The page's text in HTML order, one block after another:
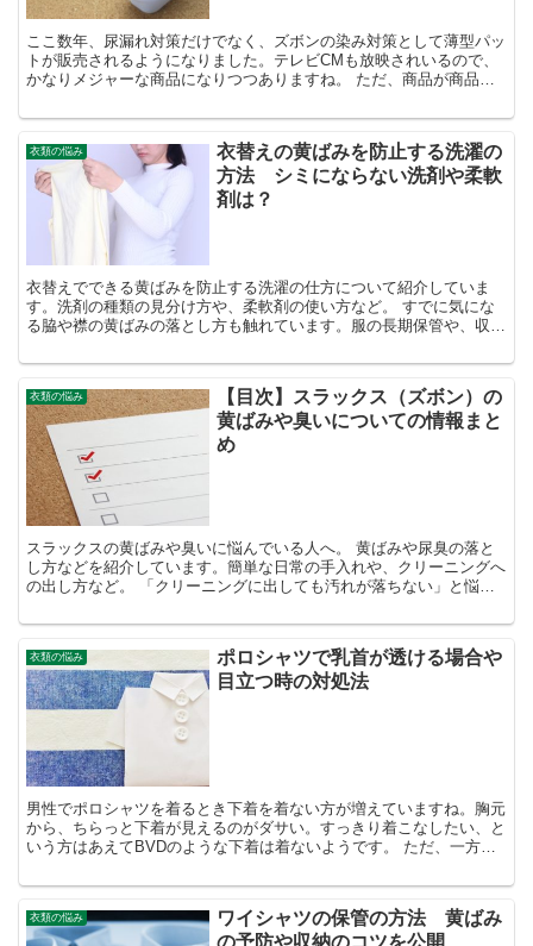
ここ数年、尿漏れ対策だけでなく、ズボンの染み対策として薄型パッ
トが販売されるようになりました。テレビCMも放映されいるので、
かなりメジャーな商品になりつつありますね。 ただ、商品が商品だ
衣類の悩み
衣替えの黄ばみを防止する洗濯の
方法 シミにならない洗剤や柔軟
剤は？
衣替えでできる黄ばみを防止する洗濯の仕方について紹介していま
す。洗剤の種類の見分け方や、柔軟剤の使い方など。 すでに気にな
る脇や襟の黄ばみの落とし方も触れています。服の長期保管や、収納
衣類の悩み
【目次】スラックス（ズボン）の
黄ばみや臭いについての情報まと
め
スラックスの黄ばみや臭いに悩んでいる人へ。 黄ばみや尿臭の落と
し方などを紹介しています。簡単な日常の手入れや、クリーニングへ
の出し方など。 「クリーニングに出しても汚れが落ちない」と悩ん
衣類の悩み
ポロシャツで乳首が透ける場合や
目立つ時の対処法
男性でポロシャツを着るとき下着を着ない方が増えていますね。胸元
から、ちらっと下着が見えるのがダサい。すっきり着こなしたい、と
いう方はあえてBVDのような下着は着ないようです。 ただ、一方で
衣類の悩み
ワイシャツの保管の方法 黄ばみ